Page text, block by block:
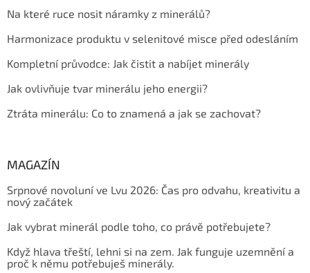
Na které ruce nosit náramky z minerálů?
Harmonizace produktu v selenitové misce před odesláním
Kompletní průvodce: Jak čistit a nabíjet minerály
Jak ovlivňuje tvar minerálu jeho energii?
Ztráta minerálu: Co to znamená a jak se zachovat?
MAGAZÍN
Srpnové novoluní ve Lvu 2026: Čas pro odvahu, kreativitu a
nový začátek
Jak vybrat minerál podle toho, co právě potřebujete?
Když hlava třeští, lehni si na zem. Jak funguje uzemnění a
proč k němu potřebuješ minerály.